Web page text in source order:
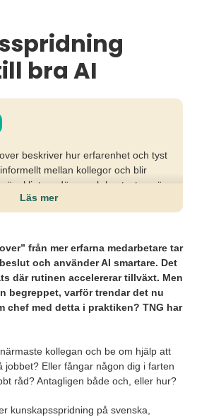
bra AI
beskriver hur erfarenhet och tyst
mellan kollegor och blir
omdöme och kontext avgör
AI-bias och tappad affärsnytta
fångas upp eller delas i vardagen.
team, psykologisk
ledarskap kan chefer frigöra
AI och göra ålder till en
Läs mer
från mer erfarna medarbetare tar
och använder AI smartare. Det
där rutinen accelererar tillväxt. Men
begreppet, varför trendar det nu
chef med detta i praktiken? TNG har
kollegan och be om hjälp att
jobbet? Eller fångar någon dig i farten
råd? Antagligen både och, eller hur?
kunskapsspridning på svenska,